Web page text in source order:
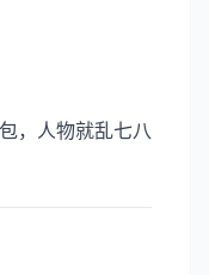
，人物就乱七八